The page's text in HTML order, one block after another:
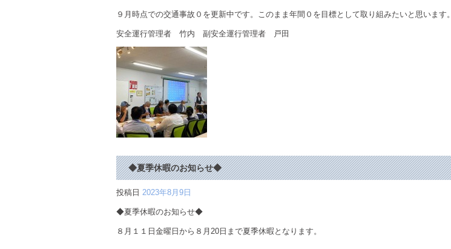
９月時点での交通事故０を更新中です。このまま年間０を目標として取り組みたいと思います。
安全運行管理者 竹内 副安全運行管理者 戸田
◆夏季休暇のお知らせ◆
投稿日 2023年8月9日
◆夏季休暇のお知らせ◆
８月１１日金曜日から８月20日まで夏季休暇となります。